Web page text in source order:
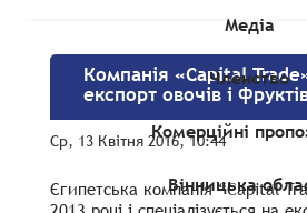
Медіа
Членство
Комерційні
Вінницька
Компанія «Capital
експорт овочів і
Ср, 13 Квітня 2016, 10:44
Єгипетська компанія “Capital